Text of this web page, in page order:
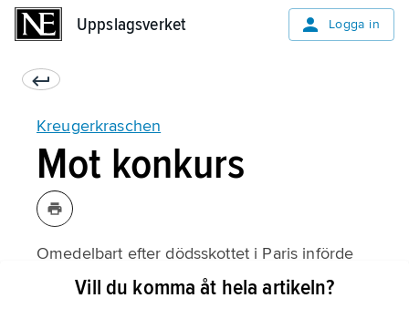
Uppslagsverket Logga in
Kreugerkraschen
Mot konkurs
Omedelbart efter dödsskottet i Paris införde
den svenska regeringen anstånd med
Vill du komma åt hela artikeln?